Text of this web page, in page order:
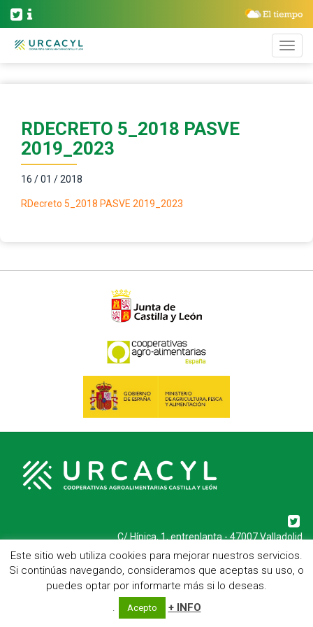
RDECRETO 5_2018 PASVE
2019_2023
16 / 01 / 2018
RDecreto 5_2018 PASVE 2019_2023
C/ Hípica, 1, entreplanta - 47007 Valladolid
Telf.: 983 23 95 15 - Fax: 983 22 23 56 -
Aviso Legal
Este sitio web utiliza cookies para mejorar nuestros servicios.
Si continúas navegando, consideramos que aceptas su uso, o
puedes optar por informarte más si lo deseas.
.
Acepto + INFO